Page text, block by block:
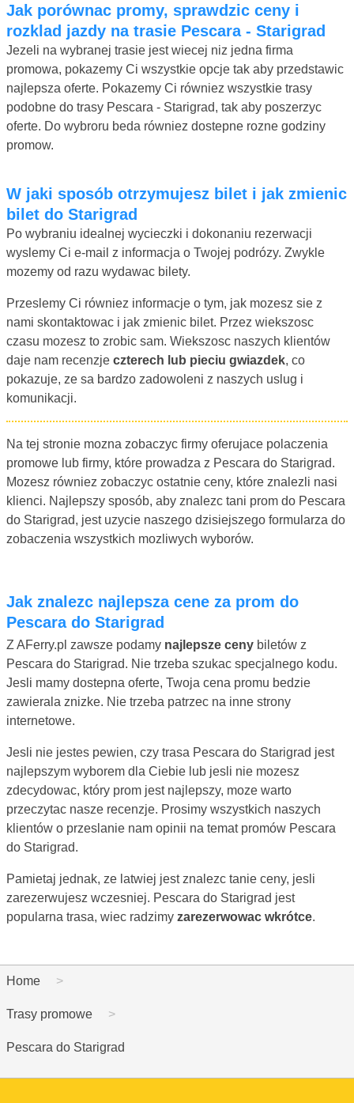
Jak porównac promy, sprawdzic ceny i
rozklad jazdy na trasie Pescara - Starigrad
Jezeli na wybranej trasie jest wiecej niz jedna firma
promowa, pokazemy Ci wszystkie opcje tak aby przedstawic
najlepsza oferte. Pokazemy Ci równiez wszystkie trasy
podobne do trasy Pescara - Starigrad, tak aby poszerzyc
oferte. Do wybroru beda równiez dostepne rozne godziny
promow.
W jaki sposób otrzymujesz bilet i jak zmienic
bilet do Starigrad
Po wybraniu idealnej wycieczki i dokonaniu rezerwacji
wyslemy Ci e-mail z informacja o Twojej podrózy. Zwykle
mozemy od razu wydawac bilety.
Przeslemy Ci równiez informacje o tym, jak mozesz sie z
nami skontaktowac i jak zmienic bilet. Przez wiekszosc
czasu mozesz to zrobic sam. Wiekszosc naszych klientów
daje nam recenzje czterech lub pieciu gwiazdek, co
pokazuje, ze sa bardzo zadowoleni z naszych uslug i
komunikacji.
Na tej stronie mozna zobaczyc firmy oferujace polaczenia
promowe lub firmy, które prowadza z Pescara do Starigrad.
Mozesz równiez zobaczyc ostatnie ceny, które znalezli nasi
klienci. Najlepszy sposób, aby znalezc tani prom do Pescara
do Starigrad, jest uzycie naszego dzisiejszego formularza do
zobaczenia wszystkich mozliwych wyborów.
Jak znalezc najlepsza cene za prom do
Pescara do Starigrad
Z AFerry.pl zawsze podamy najlepsze ceny biletów z
Pescara do Starigrad. Nie trzeba szukac specjalnego kodu.
Jesli mamy dostepna oferte, Twoja cena promu bedzie
zawierala znizke. Nie trzeba patrzec na inne strony
internetowe.
Jesli nie jestes pewien, czy trasa Pescara do Starigrad jest
najlepszym wyborem dla Ciebie lub jesli nie mozesz
zdecydowac, który prom jest najlepszy, moze warto
przeczytac nasze recenzje. Prosimy wszystkich naszych
klientów o przeslanie nam opinii na temat promów Pescara
do Starigrad.
Pamietaj jednak, ze latwiej jest znalezc tanie ceny, jesli
zarezerwujesz wczesniej. Pescara do Starigrad jest
popularna trasa, wiec radzimy zarezerwowac wkrótce.
Home
Trasy promowe
Pescara do Starigrad